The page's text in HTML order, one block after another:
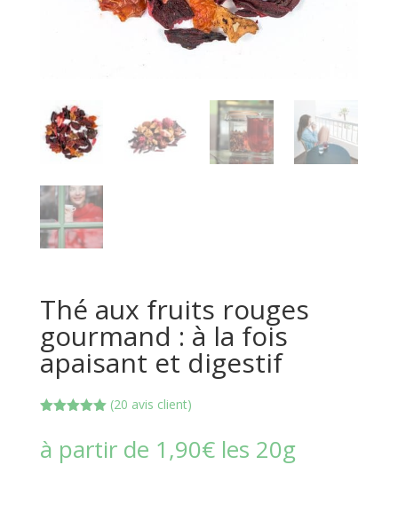
Thé aux fruits rouges
gourmand : à la fois
apaisant et digestif
basé sur
notations
(20 avis client)
à partir de 1,90€les 20g